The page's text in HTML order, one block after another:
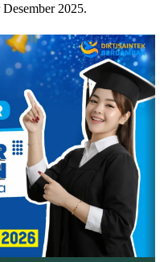
2025.